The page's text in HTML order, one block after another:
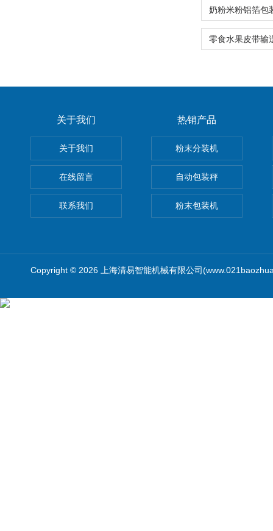
关于我们
关于我们
在线留言
联系我们
热销产品
粉末分装机
自动包装秤
粉末包装机
Copyright © 2026 上海清易智能机械有限公司